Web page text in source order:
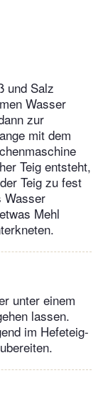
und Salz
Wasser
zur
mit dem
Teig entsteht,
Teig zu fest
Wasser
Mehl
unter einem
lassen.
im Hefeteig-